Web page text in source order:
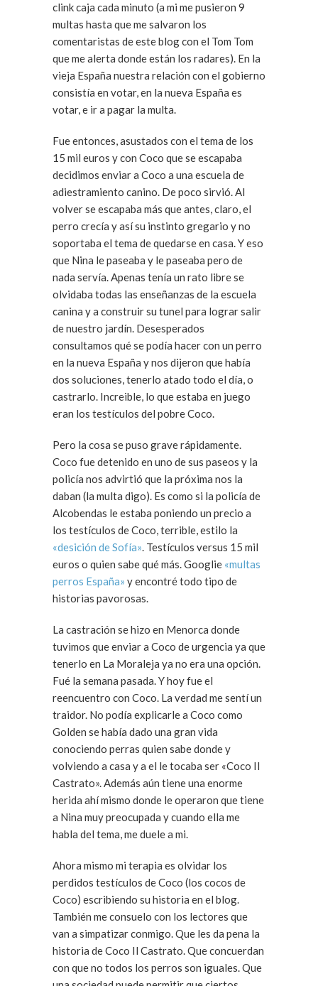
clink caja cada minuto (a mi me pusieron 9
multas hasta que me salvaron los
comentaristas de este blog con el Tom Tom
que me alerta donde están los radares). En la
vieja España nuestra relación con el gobierno
consistía en votar, en la nueva España es
votar, e ir a pagar la multa.
Fue entonces, asustados con el tema de los
15 mil euros y con Coco que se escapaba
decidimos enviar a Coco a una escuela de
adiestramiento canino. De poco sirvió. Al
volver se escapaba más que antes, claro, el
perro crecía y así su instinto gregario y no
soportaba el tema de quedarse en casa. Y eso
que Nina le paseaba y le paseaba pero de
nada servía. Apenas tenía un rato libre se
olvidaba todas las enseñanzas de la escuela
canina y a construir su tunel para lograr salir
de nuestro jardín. Desesperados
consultamos qué se podía hacer con un perro
en la nueva España y nos dijeron que había
dos soluciones, tenerlo atado todo el día, o
castrarlo. Increible, lo que estaba en juego
eran los testículos del pobre Coco.
Pero la cosa se puso grave rápidamente.
Coco fue detenido en uno de sus paseos y la
policía nos advirtió que la próxima nos la
daban (la multa digo). Es como si la policía de
Alcobendas le estaba poniendo un precio a
los testículos de Coco, terrible, estilo la
«desición de Sofía». Testículos versus 15 mil
euros o quien sabe qué más. Googlie «multas
perros España» y encontré todo tipo de
historias pavorosas.
La castración se hizo en Menorca donde
tuvimos que enviar a Coco de urgencia ya que
tenerlo en La Moraleja ya no era una opción.
Fué la semana pasada. Y hoy fue el
reencuentro con Coco. La verdad me sentí un
traidor. No podía explicarle a Coco como
Golden se había dado una gran vida
conociendo perras quien sabe donde y
volviendo a casa y a el le tocaba ser «Coco Il
Castrato». Además aún tiene una enorme
herida ahí mismo donde le operaron que tiene
a Nina muy preocupada y cuando ella me
habla del tema, me duele a mi.
Ahora mismo mi terapia es olvidar los
perdidos testículos de Coco (los cocos de
Coco) escribiendo su historia en el blog.
También me consuelo con los lectores que
van a simpatizar conmigo. Que les da pena la
historia de Coco Il Castrato. Que concuerdan
con que no todos los perros son iguales. Que